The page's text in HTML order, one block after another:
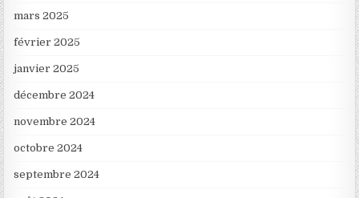
mars 2025
février 2025
janvier 2025
décembre 2024
novembre 2024
octobre 2024
septembre 2024